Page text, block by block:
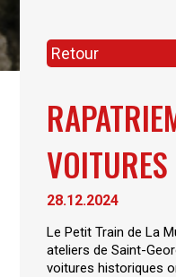
Retour
28.12.2024
Le Petit Train de La
ateliers de Saint-
voitures historiques